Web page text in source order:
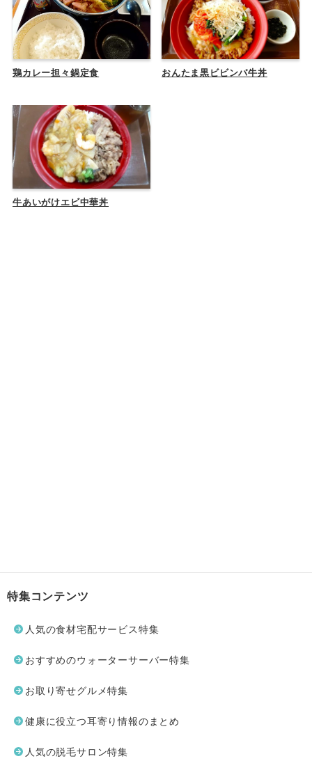
鶏カレー担々鍋定食 おんたま黒ビビンバ牛丼
牛あいがけエビ中華丼
特集コンテンツ
人気の食材宅配サービス特集
おすすめのウォーターサーバー特集
お取り寄せグルメ特集
健康に役立つ耳寄り情報のまとめ
人気の脱毛サロン特集